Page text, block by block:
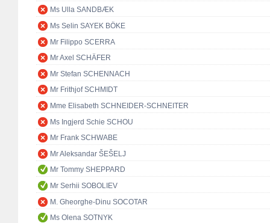
Ms Ulla SANDBÆK
Ms Selin SAYEK BÖKE
Mr Filippo SCERRA
Mr Axel SCHÄFER
Mr Stefan SCHENNACH
Mr Frithjof SCHMIDT
Mme Elisabeth SCHNEIDER-SCHNEITER
Ms Ingjerd Schie SCHOU
Mr Frank SCHWABE
Mr Aleksandar ŠEŠELJ
Mr Tommy SHEPPARD
Mr Serhii SOBOLIEV
M. Gheorghe-Dinu SOCOTAR
Ms Olena SOTNYK